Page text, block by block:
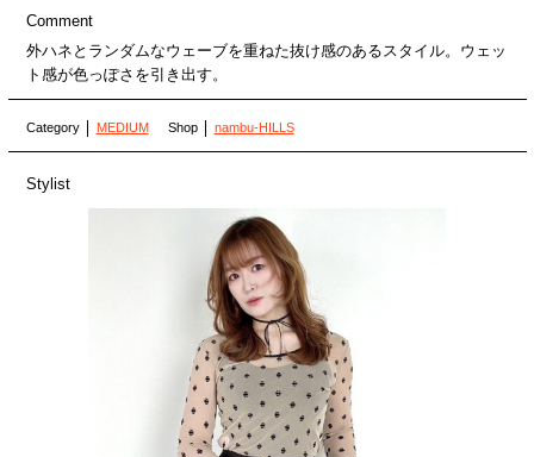
Comment
外ハネとランダムなウェーブを重ねた抜け感のあるスタイル。ウェッ
ト感が色っぽさを引き出す。
Category MEDIUM Shop nambu-HILLS
Stylist